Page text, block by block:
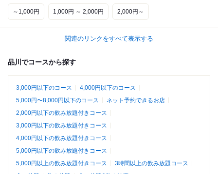
～1,000円 1,000円 ～ 2,000円 2,000円～
関連のリンクをすべて表示する
品川でコースから探す
3,000円以下のコース
4,000円以下のコース
5,000円〜8,000円以下のコース
ネット予約できるお店
2,000円以下の飲み放題付きコース
3,000円以下の飲み放題付きコース
4,000円以下の飲み放題付きコース
5,000円以下の飲み放題付きコース
5,000円以上の飲み放題付きコース
3時間以上の飲み放題コース